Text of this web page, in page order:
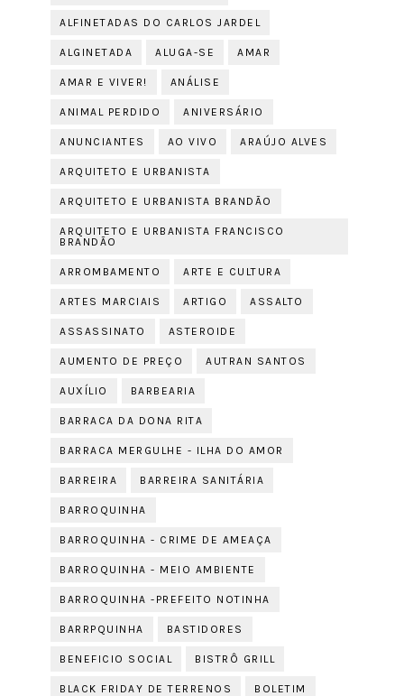
ALFINETADAS DO CARLOS JARDEL
ALGINETADA ALUGA-SE AMAR
AMAR E VIVER! ANÁLISE
ANIMAL PERDIDO ANIVERSÁRIO
ANUNCIANTES AO VIVO ARAÚJO ALVES
ARQUITETO E URBANISTA
ARQUITETO E URBANISTA BRANDÃO
ARQUITETO E URBANISTA FRANCISCO
BRANDÃO
ARROMBAMENTO ARTE E CULTURA
ARTES MARCIAIS ARTIGO ASSALTO
ASSASSINATO ASTEROIDE
AUMENTO DE PREÇO AUTRAN SANTOS
AUXÍLIO BARBEARIA
BARRACA DA DONA RITA
BARRACA MERGULHE - ILHA DO AMOR
BARREIRA BARREIRA SANITÁRIA
BARROQUINHA
BARROQUINHA - CRIME DE AMEAÇA
BARROQUINHA - MEIO AMBIENTE
BARROQUINHA -PREFEITO NOTINHA
BARRPQUINHA BASTIDORES
BENEFICIO SOCIAL BISTRÔ GRILL
BLACK FRIDAY DE TERRENOS BOLETIM